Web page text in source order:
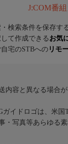
J:COM番
検索条件を保存す
て作成できる お気
宅のSTBへのリモ
内容と異なる場合が
イドロゴは、米
・写真等あらゆる